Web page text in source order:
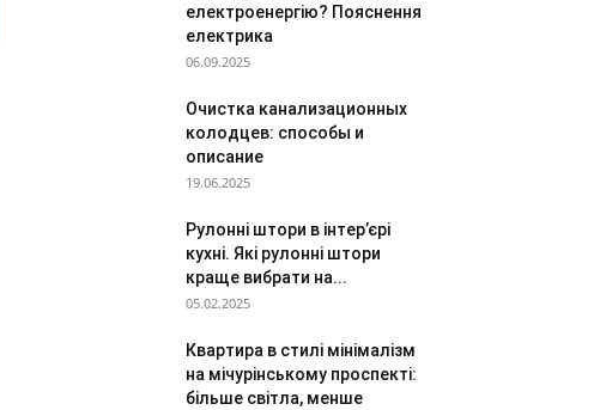
електроенергію? Пояснення
електрика
06.09.2025
Очистка канализационных
колодцев: способы и
описание
19.06.2025
Рулонні штори в інтер’єрі
кухні. Які рулонні штори
краще вибрати на...
05.02.2025
Квартира в стилі мінімалізм
на мічурінському проспекті:
більше світла, менше